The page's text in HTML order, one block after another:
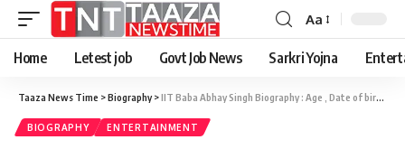
Font
Resizer
Aa
Home Letest job Govt Job News Sarkri Yojna
Taaza News Time >Biography>IIT Baba Abhay Singh Biography : Age , Date of birth, Birth Place, Height in feet, Girl friend, Networth, Etc.
BIOGRAPHY ENTERTAINMENT